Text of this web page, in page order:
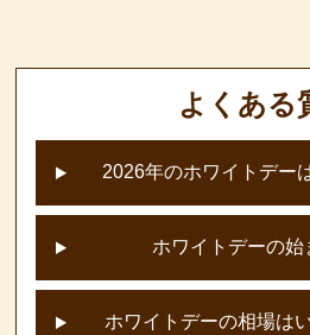
よくある
2026年のホワイトデー
ホワイトデーの始
ホワイトデーの相場は